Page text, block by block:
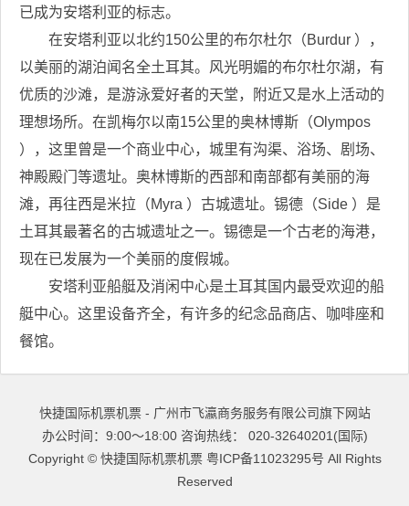
已成为安塔利亚的标志。
在安塔利亚以北约150公里的布尔杜尔（Burdur ），
以美丽的湖泊闻名全土耳其。风光明媚的布尔杜尔湖，有
优质的沙滩，是游泳爱好者的天堂，附近又是水上活动的
理想场所。在凯梅尔以南15公里的奥林博斯（Olympos
），这里曾是一个商业中心，城里有沟渠、浴场、剧场、
神殿殿门等遗址。奥林博斯的西部和南部都有美丽的海
滩，再往西是米拉（Myra ）古城遗址。锡德（Side ）是
土耳其最著名的古城遗址之一。锡德是一个古老的海港，
现在已发展为一个美丽的度假城。
安塔利亚船艇及消闲中心是土耳其国内最受欢迎的船
艇中心。这里设备齐全，有许多的纪念品商店、咖啡座和
餐馆。
快捷国际机票机票 - 广州市飞瀛商务服务有限公司旗下网站
办公时间：9:00～18:00 咨询热线： 020-32640201(国际)
Copyright © 快捷国际机票机票 粤ICP备11023295号 All Rights
Reserved